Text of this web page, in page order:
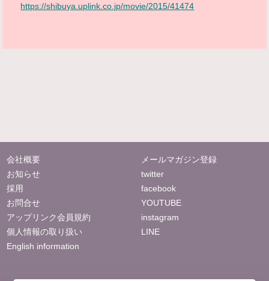
https://shibuya.uplink.co.jp/movie/2015/41474
会社概要
お知らせ
採用
お問合せ
アップリンク会員規約
個人情報の取り扱い
English information
メールマガジン登録
twitter
facebook
YOUTUBE
instagram
LINE